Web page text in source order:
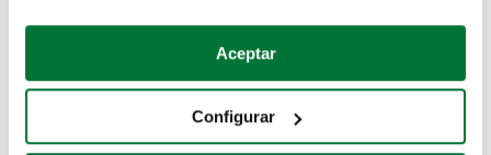
Si lo permite, también quisiéramos:
Recopilar información sobre su ubicación geográfica
Identificar su dispositivo analizándolo activamente
Aceptar
Configurar
Coches de segunda mano
Coches de km0